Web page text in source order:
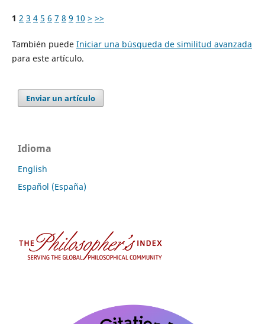
1 2 3 4 5 6 7 8 9 10 > >>
También puede Iniciar una búsqueda de similitud avanzada
para este artículo.
Enviar un artículo
Idioma
English
Español (España)